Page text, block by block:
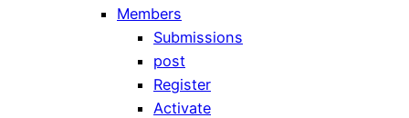
Members
Submissions
post
Register
Activate